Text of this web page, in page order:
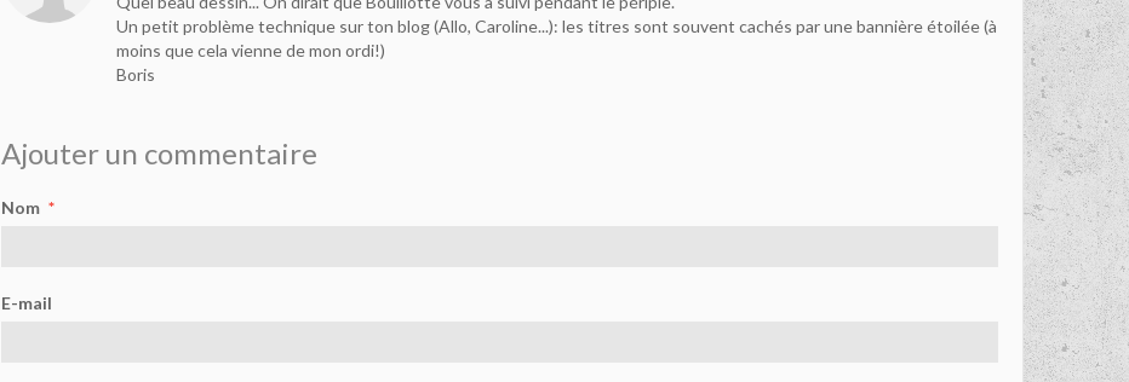
Un petit problème technique sur ton blog (Allo, Caroline...): les titres sont souvent cachés par une bannière étoilée (à
moins que cela vienne de mon ordi!)
Boris
Ajouter un commentaire
Nom
E-mail